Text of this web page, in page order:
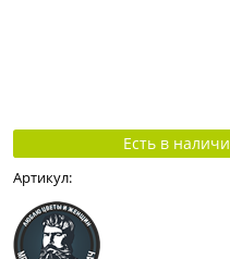
Есть в
Артикул: